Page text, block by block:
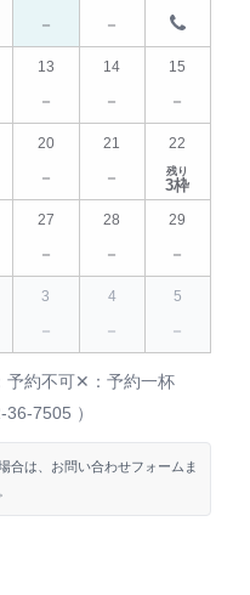
－ －
13
－
14
－
15
－
20
－
21
－
22
残り
3枠
27
－
28
－
29
－
3
－
4
－
5
－
予約不可✕：予約一杯
7505 ）
合は、お問い合わせフォームま